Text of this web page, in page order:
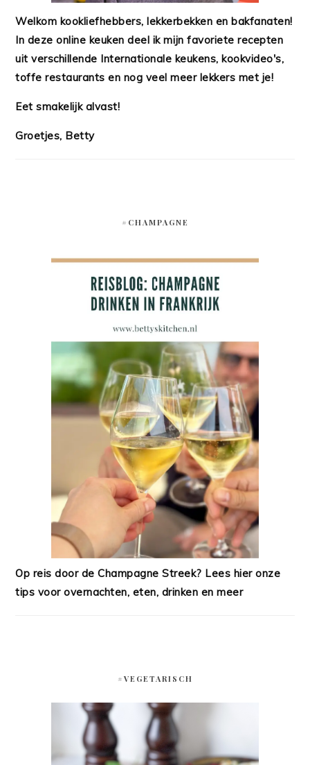
Welkom kookliefhebbers, lekkerbekken en bakfanaten!
In deze online keuken deel ik mijn favoriete recepten
uit verschillende Internationale keukens, kookvideo's,
toffe restaurants en nog veel meer lekkers met je!
Eet smakelijk alvast!
Groetjes, Betty
#CHAMPAGNE
Op reis door de Champagne Streek? Lees hier onze
tips voor overnachten, eten, drinken en meer
#VEGETARISCH